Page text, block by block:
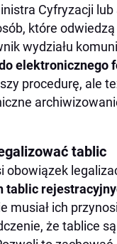
Cyfryzacji lub
które odwiedzą
wydziału
elektronicznego
procedurę, ale
tablic
obowiązek
tablic
musiał ich
że tablice